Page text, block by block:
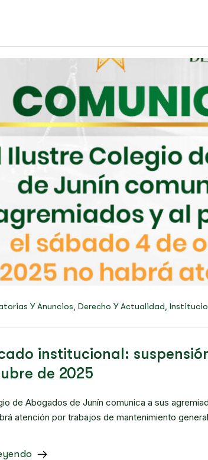
Y Anuncios, Derecho Y Actualidad,
institucional:
de 2025
de Abogados de Junín comunica a sus
atención por trabajos de mantenimiento